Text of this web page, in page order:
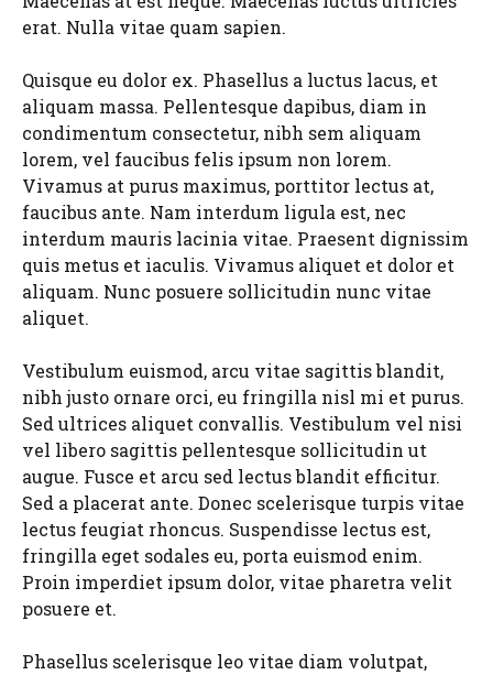
erat. Nulla vitae quam sapien.
Quisque eu dolor ex. Phasellus a luctus lacus, et
aliquam massa. Pellentesque dapibus, diam in
condimentum consectetur, nibh sem aliquam
lorem, vel faucibus felis ipsum non lorem.
Vivamus at purus maximus, porttitor lectus at,
faucibus ante. Nam interdum ligula est, nec
interdum mauris lacinia vitae. Praesent dignissim
quis metus et iaculis. Vivamus aliquet et dolor et
aliquam. Nunc posuere sollicitudin nunc vitae
aliquet.
Vestibulum euismod, arcu vitae sagittis blandit,
nibh justo ornare orci, eu fringilla nisl mi et purus.
Sed ultrices aliquet convallis. Vestibulum vel nisi
vel libero sagittis pellentesque sollicitudin ut
augue. Fusce et arcu sed lectus blandit efficitur.
Sed a placerat ante. Donec scelerisque turpis vitae
lectus feugiat rhoncus. Suspendisse lectus est,
fringilla eget sodales eu, porta euismod enim.
Proin imperdiet ipsum dolor, vitae pharetra velit
posuere et.
Phasellus scelerisque leo vitae diam volutpat,